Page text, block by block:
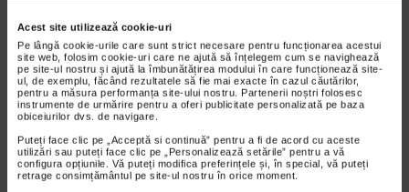
Acest site utilizează cookie-uri
Pe lângă cookie-urile care sunt strict necesare pentru funcționarea acestui
site web, folosim cookie-uri care ne ajută să înțelegem cum se navighează
pe site-ul nostru și ajută la îmbunătățirea modului în care funcționează site-
ul, de exemplu, făcând rezultatele să fie mai exacte în cazul căutărilor,
pentru a măsura performanța site-ului nostru. Partenerii noștri folosesc
instrumente de urmărire pentru a oferi publicitate personalizată pe baza
obiceiurilor dvs. de navigare.
Puteți face clic pe „Acceptă si continuă” pentru a fi de acord cu aceste
utilizări sau puteți face clic pe „Personalizează setările” pentru a vă
configura opțiunile. Vă puteți modifica preferințele și, în special, vă puteți
retrage consimțământul pe site-ul nostru în orice moment.
emotionala cuprinde cateva abilitati:…
Timp de citire:4 minute, 39 secunde 6 august 2026
Enurezis: cauze, factori declansatori si solutii
Sistem urinar
Enurezisul este termenul medical pentru
timpul somnului. Este o afectiune frecventa
atat in randul copiilor, cat si al adultilor.
Enurezisul este considerat…